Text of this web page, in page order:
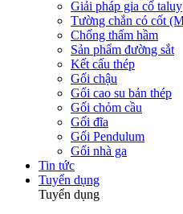
Giải pháp gia cố taluy
Tường chắn có cốt
Chống thấm hầm
Sản phẩm đường sắt
Kết cấu thép
Gối chậu
Gối cao su bản thép
Gối chỏm cầu
Gối đĩa
Gối Pendulum
Gối nhà ga
Tin tức
Tuyển dụng
Tuyển dụng